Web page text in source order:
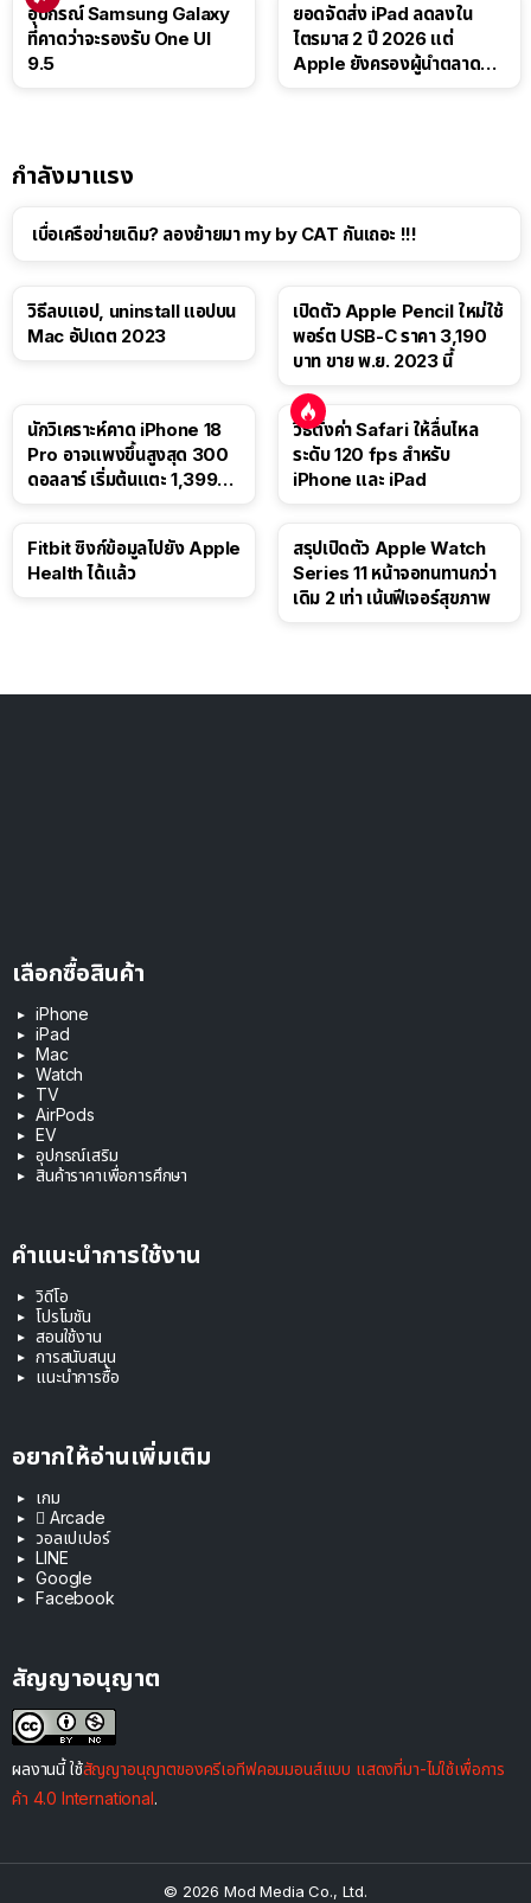
อุปกรณ์ Samsung Galaxy
ที่คาดว่าจะรองรับ One UI
9.5
ยอดจัดส่ง iPad ลดลงใน
ไตรมาส 2 ปี 2026 แต่
Apple ยังครองผู้นำตลาด
กำลังมาแรง
เบื่อเครือข่ายเดิม? ลองย้ายมา my by CAT กันเถอะ !!!
วิธีลบแอป, uninstall แอปบน
Mac อัปเดต 2023
เปิดตัว Apple Pencil ใหม่ใช้
พอร์ต USB-C ราคา 3,190
บาท ขาย พ.ย. 2023 นี้
นักวิเคราะห์คาด iPhone 18
Pro อาจแพงขึ้นสูงสุด 300
ดอลลาร์ เริ่มต้นแตะ 1,399
วิธีตั้งค่า Safari ให้ลื่นไหล
ระดับ 120 fps สำหรับ
iPhone และ iPad
Fitbit ซิงก์ข้อมูลไปยัง Apple
Health ได้แล้ว
สรุปเปิดตัว Apple Watch
Series 11 หน้าจอทนทานกว่า
เดิม 2 เท่า เน้นฟีเจอร์สุขภาพ
เลือกซื้อสินค้า
iPhone
iPad
Mac
Watch
TV
AirPods
EV
อุปกรณ์เสริม
สินค้าราคาเพื่อการศึกษา
คำแนะนำการใช้งาน
วิดีโอ
โปรโมชัน
สอนใช้งาน
การสนับสนุน
แนะนำการซื้อ
อยากให้อ่านเพิ่มเติม
เกม
 Arcade
วอลเปเปอร์
LINE
Google
Facebook
สัญญาอนุญาต
ผลงานนี้ ใช้สัญญาอนุญาตของครีเอทีฟคอมมอนส์แบบ แสดงที่มา-ไม่ใช้เพื่อการ
ค้า 4.0 International.
© 2026 Mod Media Co., Ltd.